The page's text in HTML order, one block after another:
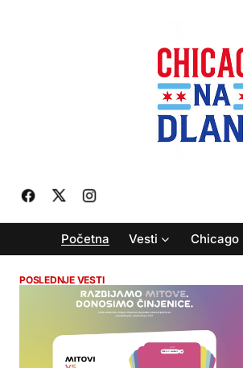
Početna Vesti Chicago
POSLEDNJE VESTI